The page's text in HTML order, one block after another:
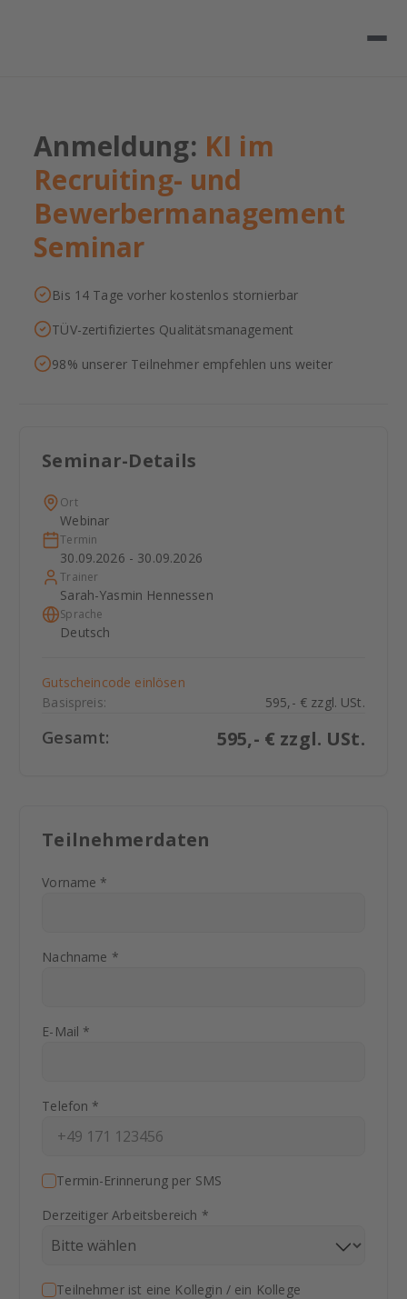
Anmeldung: KI im
Recruiting- und
Bewerbermanagement
Seminar
Bis 14 Tage vorher kostenlos stornierbar
TÜV-zertifiziertes Qualitätsmanagement
98% unserer Teilnehmer empfehlen uns weiter
Seminar-Details
Ort
Webinar
Termin
30.09.2026 - 30.09.2026
Trainer
Sarah-Yasmin Hennessen
Sprache
Deutsch
Gutscheincode einlösen
Basispreis:
595,- € zzgl. USt.
Gesamt: 595,- € zzgl. USt.
Teilnehmerdaten
Vorname *
Nachname *
E-Mail *
Telefon *
Termin-Erinnerung per SMS
Derzeitiger Arbeitsbereich *
Teilnehmer ist eine Kollegin / ein Kollege